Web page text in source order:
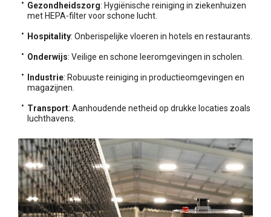
Gezondheidszorg: Hygiënische reiniging in ziekenhuizen
met HEPA-filter voor schone lucht.
Hospitality: Onberispelijke vloeren in hotels en restaurants.
Onderwijs: Veilige en schone leeromgevingen in scholen.
Industrie: Robuuste reiniging in productieomgevingen en
magazijnen.
Transport: Aanhoudende netheid op drukke locaties zoals
luchthavens.